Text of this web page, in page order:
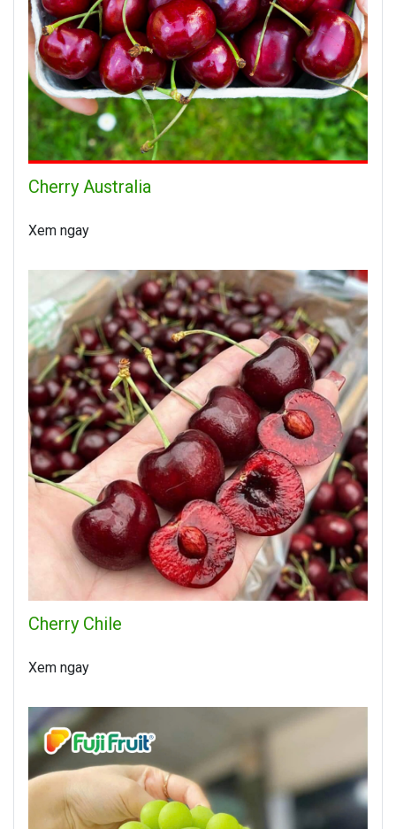
Cherry Australia
Xem ngay
Cherry Chile
Xem ngay